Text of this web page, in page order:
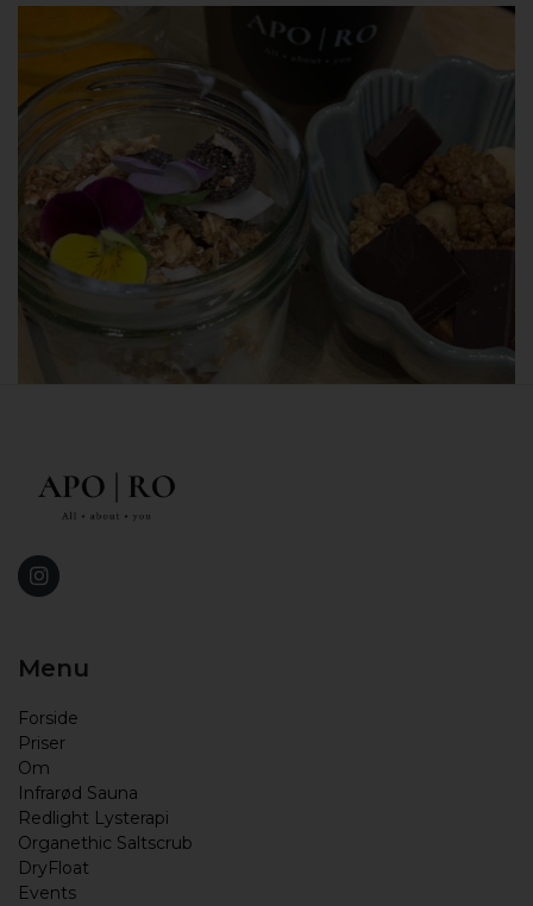
Menu
Forside
Priser
Om
Infrarød Sauna
Redlight Lysterapi
Organethic Saltscrub
DryFloat
Events